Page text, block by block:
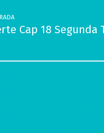
Cap 18 Segunda